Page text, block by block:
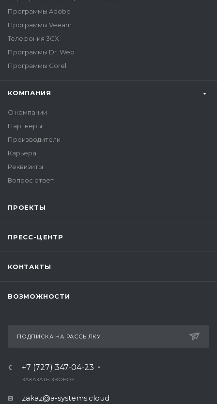
Программы Adobe
Программы Veeam
Телефония 3CX
Программы Dr. Web
Программы Corel
КОМПАНИЯ
О компании
Партнеры
Производители
Карьера
Реквизиты
Вопрос ответ
ПРОЕКТЫ
ПРЕСС-ЦЕНТР
КОНТАКТЫ
ВОЗМОЖНОСТИ
ПОДПИСКА НА РАССЫЛКУ
+7 (727) 347-04-23
ЗАКАЗАТЬ ЗВОНОК
zakaz@a-systems.cloud